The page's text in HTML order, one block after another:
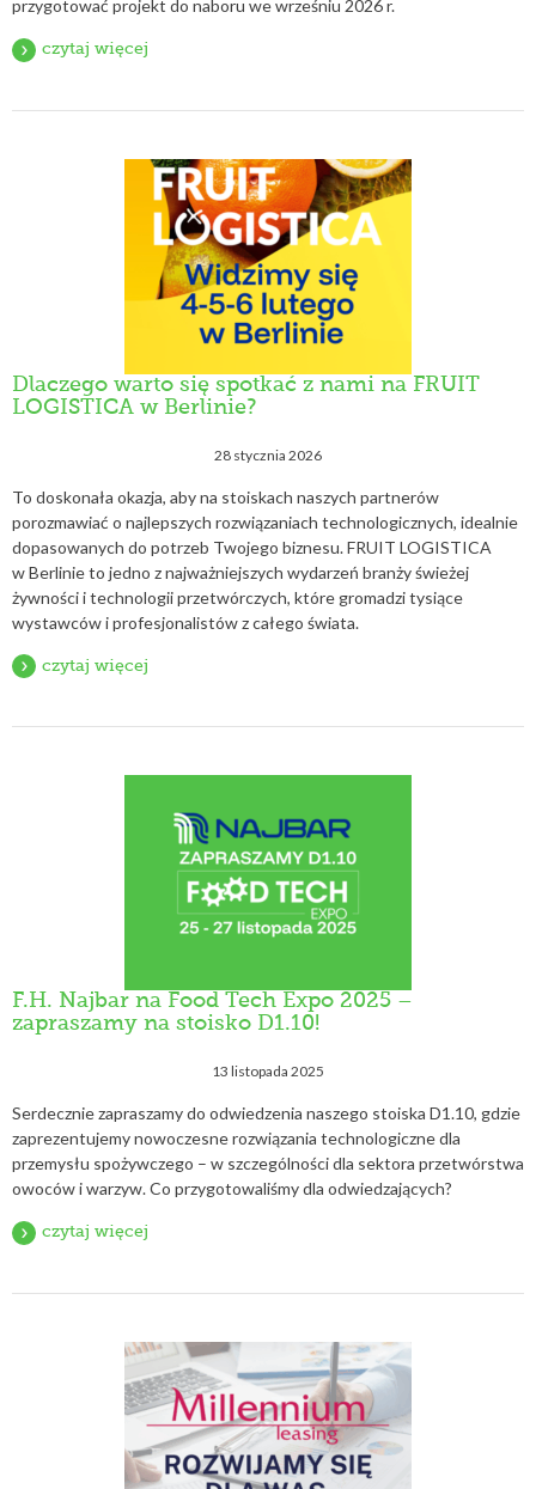
przygotować projekt do naboru we wrześniu 2026 r.
czytaj więcej
Dlaczego warto się spotkać z nami na FRUIT
LOGISTICA w Berlinie?
28 stycznia 2026
To doskonała okazja, aby na stoiskach naszych partnerów
porozmawiać o najlepszych rozwiązaniach technologicznych, idealnie
dopasowanych do potrzeb Twojego biznesu. FRUIT LOGISTICA
w Berlinie to jedno z najważniejszych wydarzeń branży świeżej
żywności i technologii przetwórczych, które gromadzi tysiące
wystawców i profesjonalistów z całego świata.
czytaj więcej
F.H. Najbar na Food Tech Expo 2025 –
zapraszamy na stoisko D1.10!
13 listopada 2025
Serdecznie zapraszamy do odwiedzenia naszego stoiska D1.10, gdzie
zaprezentujemy nowoczesne rozwiązania technologiczne dla
przemysłu spożywczego – w szczególności dla sektora przetwórstwa
owoców i warzyw. Co przygotowaliśmy dla odwiedzających?
czytaj więcej